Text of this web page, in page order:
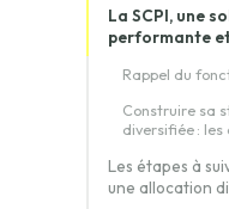
La SCPI, une
performante
Rappel du
Construire sa
diversifiée :
Les étapes à
une allocation